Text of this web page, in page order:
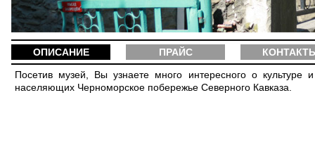
ОПИСАНИЕ ПРАЙС
Посетив музей, Вы узнаете много интересного о культуре
населяющих Черноморское побережье Северного Кавказа.